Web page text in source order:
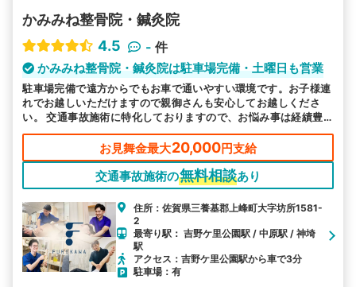
かみみね整骨院・鍼灸院
4.5
- 件
かみみね整骨院・鍼灸院は駐車場完備・土曜日も営業
駐車場完備で遠方からでもお車で通いやすい環境です。お子様連
れでお越しいただけますので親御さんも安心してお越しくださ
い。 交通事故施術に特化しておりますので、お悩み事は経績豊
富な当院にお任せください。
お見舞金最大20,000円支給
交通事故施術の無料相談あり
住所：佐賀県三養基郡上峰町大字坊所1581-
2
最寄り駅： 吉野ケ里公園駅 / 中原駅 / 神埼
駅
アクセス：吉野ケ里公園駅から車で3分
駐車場：有